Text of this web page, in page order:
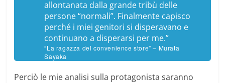
allontanata dalla grande tribù delle
persone “normali”. Finalmente capisco
perché i miei genitori si disperavano e
continuano a disperarsi per me.”
“La ragazza del convenience store” – Murata
Sayaka
Perciò le mie analisi sulla protagonista saranno